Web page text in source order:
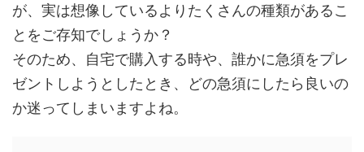
が、実は想像しているよりたくさんの種類があるこ
とをご存知でしょうか？
そのため、自宅で購入する時や、誰かに急須をプレ
ゼントしようとしたとき、どの急須にしたら良いの
か迷ってしまいますよね。